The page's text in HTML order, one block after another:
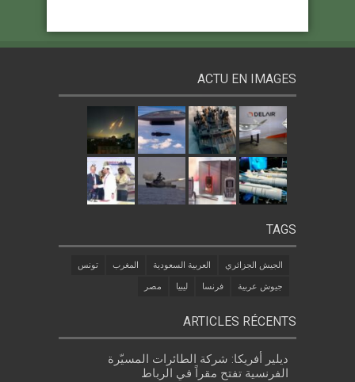
ACTU EN IMAGES
TAGS
الجيش الجزائري العربية السعودية المغرب تونس
جيوش عربية فرنسا ليبيا مصر
ARTICLES RÉCENTS
ديلير أفريكا: شركة الطائرات المسيّرة
الفرنسية تفتح مقراً في الرباط